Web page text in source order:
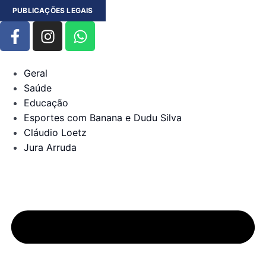
PUBLICAÇÕES LEGAIS
Geral
Saúde
Educação
Esportes com Banana e Dudu Silva
Cláudio Loetz
Jura Arruda